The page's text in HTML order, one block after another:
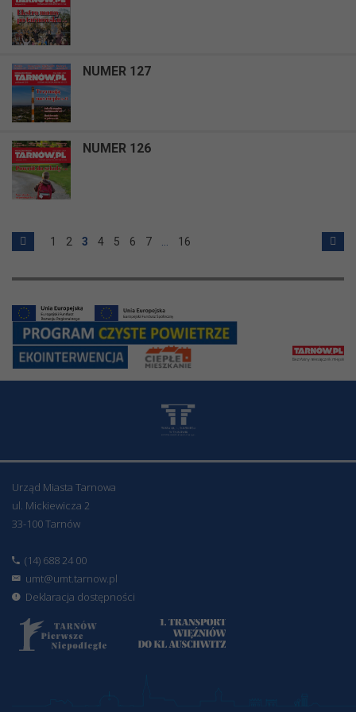
NUMER 127
NUMER 126
1 2 3 4 5 6 7 16
Urząd Miasta Tarnowa
ul. Mickiewicza 2
33-100 Tarnów
(14) 688 24 00
umt@umt.tarnow.pl
Deklaracja dostępności